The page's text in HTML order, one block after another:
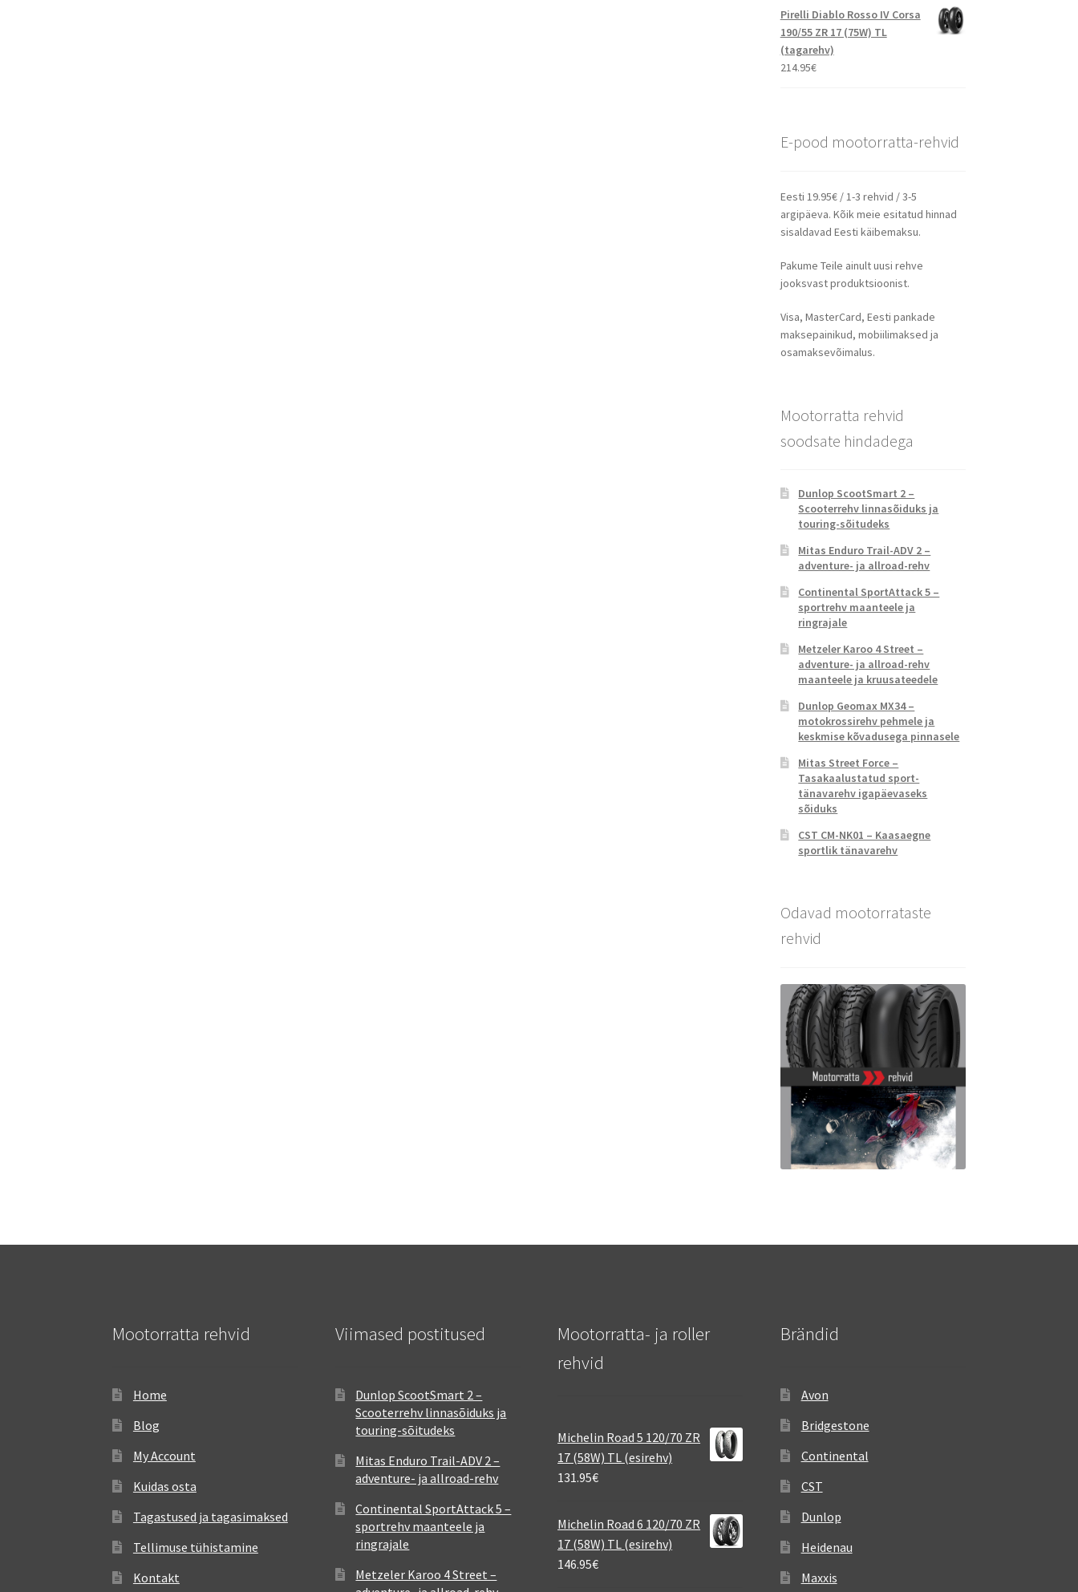
Pirelli Diablo Rosso IV Corsa
190/55 ZR 17 (75W) TL
(tagarehv)
214.95€
E-pood mootorratta-rehvid
Eesti 19.95€ / 1-3 rehvid / 3-5
argipäeva. Kõik meie esitatud hinnad
sisaldavad Eesti käibemaksu.
Pakume Teile ainult uusi rehve
jooksvast produktsioonist.
Visa, MasterCard, Eesti pankade
maksepainikud, mobiilimaksed ja
osamaksevõimalus.
Mootorratta rehvid
soodsate hindadega
Dunlop ScootSmart 2 –
Scooterrehv linnasõiduks ja
touring-sõitudeks
Mitas Enduro Trail-ADV 2 –
adventure- ja allroad-rehv
Continental SportAttack 5 –
sportrehv maanteele ja
ringrajale
Metzeler Karoo 4 Street –
adventure- ja allroad-rehv
maanteele ja kruusateedele
Dunlop Geomax MX34 –
motokrossirehv pehmele ja
keskmise kõvadusega pinnasele
Mitas Street Force –
Tasakaalustatud sport-
tänavarehv igapäevaseks
sõiduks
CST CM-NK01 – Kaasaegne
sportlik tänavarehv
Odavad mootorrataste
rehvid
Mootorratta rehvid
Home
Blog
My Account
Kuidas osta
Tagastused ja tagasimaksed
Tellimuse tühistamine
Kontakt
Viimased postitused
Dunlop ScootSmart 2 –
Scooterrehv linnasõiduks ja
touring-sõitudeks
Mitas Enduro Trail-ADV 2 –
adventure- ja allroad-rehv
Continental SportAttack 5 –
sportrehv maanteele ja
ringrajale
Metzeler Karoo 4 Street –
Mootorratta- ja roller
rehvid
Michelin Road 5 120/70 ZR
17 (58W) TL (esirehv)
131.95€
Michelin Road 6 120/70 ZR
17 (58W) TL (esirehv)
146.95€
Brändid
Avon
Bridgestone
Continental
CST
Dunlop
Heidenau
Maxxis